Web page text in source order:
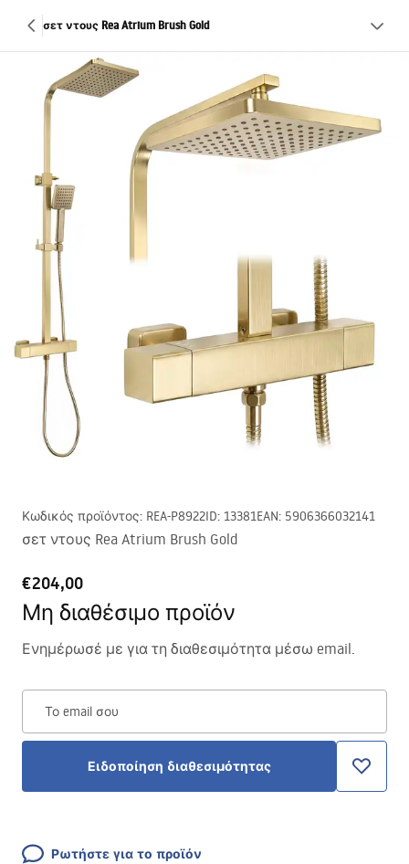
σετ ντους Rea Atrium Brush Gold
Κωδικός προϊόντος: REA-P8922ID: 13381EAN: 5906366032141
σετ ντους Rea Atrium Brush Gold
€204,00
Μη διαθέσιμο προϊόν
Ενημέρωσέ με για τη διαθεσιμότητα μέσω email.
Το email σου
Ειδοποίηση διαθεσιμότητας
Ρωτήστε για το προϊόν